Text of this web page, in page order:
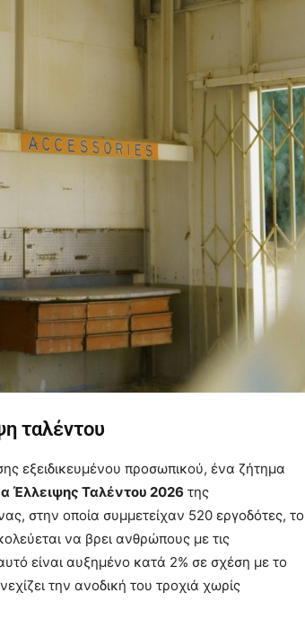
ταλέντου
εξειδικευμένου προσωπικού, ένα ζήτημα
Έλλειψης Ταλέντου 2026 της
στην οποία συμμετείχαν 520 εργοδότες, το
να βρει ανθρώπους με τις
είναι αυξημένο κατά 2% σε σχέση με το
την ανοδική του τροχιά χωρίς